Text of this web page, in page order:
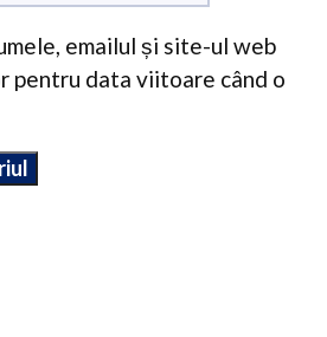
emailul și site-ul web
pentru data viitoare când o